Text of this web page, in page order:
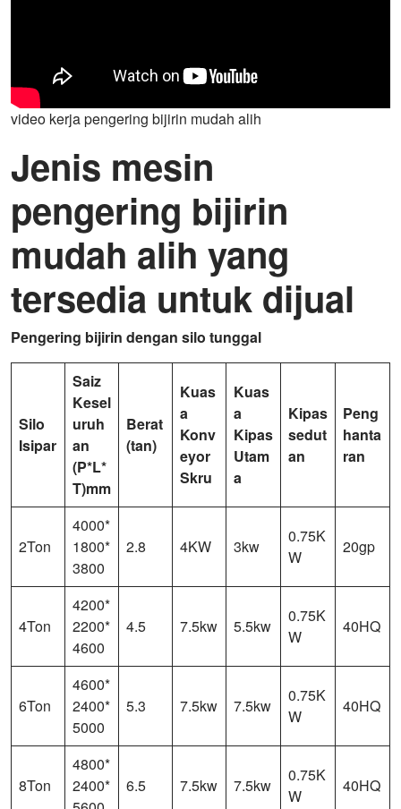
video kerja pengering bijirin mudah alih
Jenis mesin
pengering bijirin
mudah alih yang
tersedia untuk dijual
Pengering bijirin dengan silo tunggal
Silo
Isipar
Saiz
Kesel
uruh
an
(P*L*
T)mm
Berat
(tan)
Kuas
a
Konv
eyor
Skru
Kuas
a
Kipas
Utam
a
Kipas
sedut
an
Peng
hanta
ran
2Ton
4000*
1800*
3800
2.8 4KW 3kw
0.75K
W
20gp
4Ton
4200*
2200*
4600
4.5 7.5kw 5.5kw
0.75K
W
40HQ
6Ton
4600*
2400*
5000
5.3 7.5kw 7.5kw
0.75K
W
40HQ
8Ton
4800*
2400*
6.5 7.5kw 7.5kw
0.75K
W
40HQ